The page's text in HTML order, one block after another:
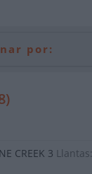
por:
CREEK 3 Llantas: